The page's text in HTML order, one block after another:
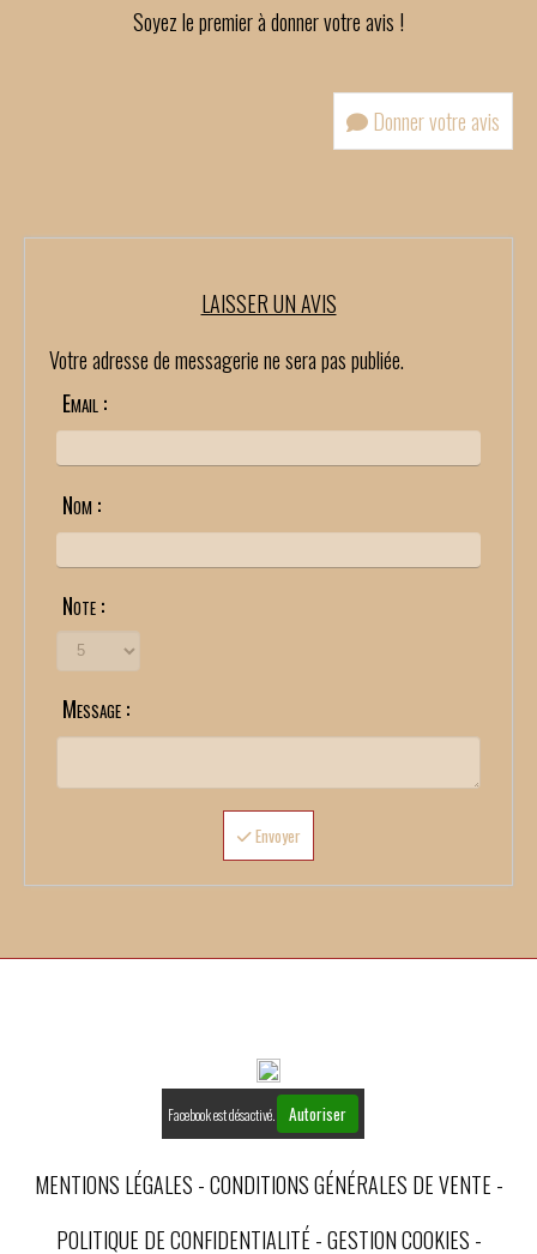
Soyez le premier à donner votre avis !
Donner votre avis
LAISSER UN AVIS
Votre adresse de messagerie ne sera pas publiée.
Email :
Nom :
Note :
Message :
Envoyer
Facebook est désactivé. Autoriser
MENTIONS LÉGALES CONDITIONS GÉNÉRALES DE VENTE
POLITIQUE DE CONFIDENTIALITÉ GESTION COOKIES